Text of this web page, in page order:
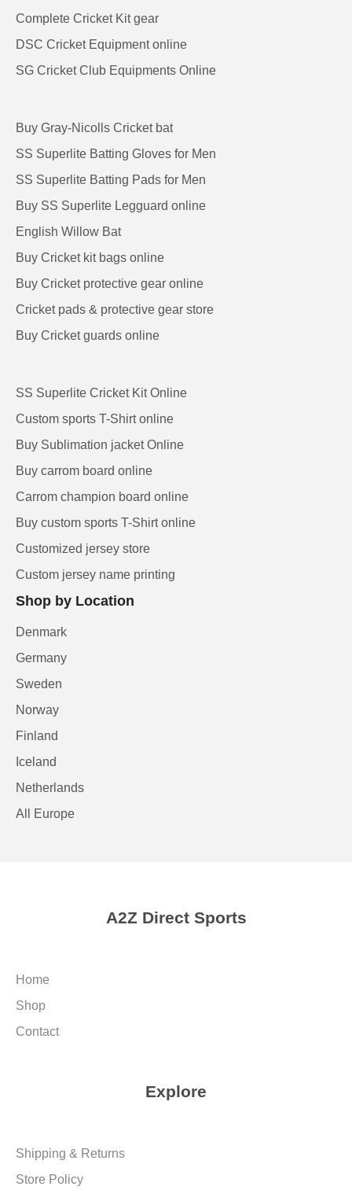
Complete Cricket Kit gear
DSC Cricket Equipment online
SG Cricket Club Equipments Online
Buy Gray-Nicolls Cricket bat
SS Superlite Batting Gloves for Men
SS Superlite Batting Pads for Men
Buy SS Superlite Legguard online
English Willow Bat
Buy Cricket kit bags online
Buy Cricket protective gear online
Cricket pads & protective gear store
Buy Cricket guards online
SS Superlite Cricket Kit Online
Custom sports T-Shirt online
Buy Sublimation jacket Online
Buy carrom board online
Carrom champion board online
Buy custom sports T-Shirt online
Customized jersey store
Custom jersey name printing
Shop by Location
Denmark
Germany
Sweden
Norway
Finland
Iceland
Netherlands
All Europe
A2Z Direct Sports
Home
Shop
Contact
Explore
Shipping & Returns
Store Policy